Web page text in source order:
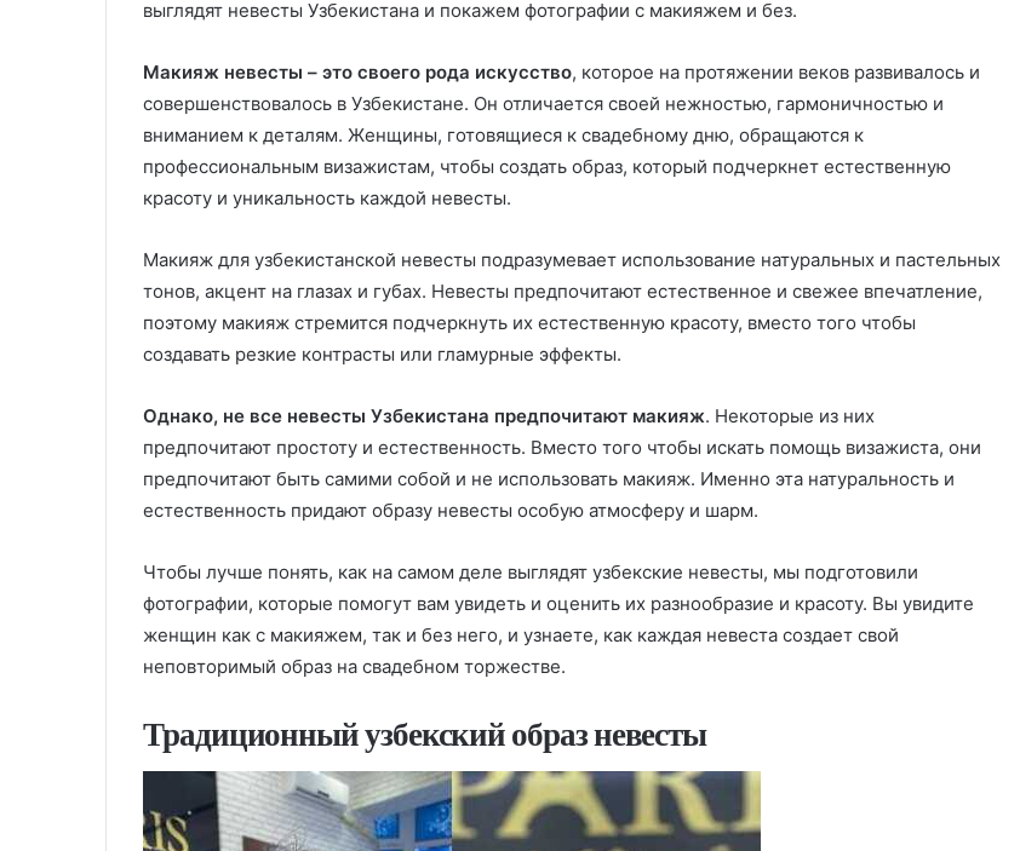
выглядят невесты Узбекистана и покажем фотографии с макияжем и без.
Макияж невесты – это своего рода искусство, которое на протяжении веков развивалось и
совершенствовалось в Узбекистане. Он отличается своей нежностью, гармоничностью и
вниманием к деталям. Женщины, готовящиеся к свадебному дню, обращаются к
профессиональным визажистам, чтобы создать образ, который подчеркнет естественную
красоту и уникальность каждой невесты.
Макияж для узбекистанской невесты подразумевает использование натуральных и пастельных
тонов, акцент на глазах и губах. Невесты предпочитают естественное и свежее впечатление,
поэтому макияж стремится подчеркнуть их естественную красоту, вместо того чтобы
создавать резкие контрасты или гламурные эффекты.
Однако, не все невесты Узбекистана предпочитают макияж. Некоторые из них
предпочитают простоту и естественность. Вместо того чтобы искать помощь визажиста, они
предпочитают быть самими собой и не использовать макияж. Именно эта натуральность и
естественность придают образу невесты особую атмосферу и шарм.
Чтобы лучше понять, как на самом деле выглядят узбекские невесты, мы подготовили
фотографии, которые помогут вам увидеть и оценить их разнообразие и красоту. Вы увидите
женщин как с макияжем, так и без него, и узнаете, как каждая невеста создает свой
неповторимый образ на свадебном торжестве.
Традиционный узбекский образ невесты